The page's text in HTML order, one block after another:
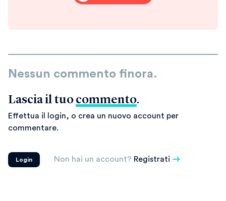
Nessun commento finora.
Lascia il tuo commento.
Effettua il login, o crea un nuovo account per
commentare.
Login Non hai un account? Registrati